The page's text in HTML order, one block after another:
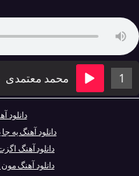
1 محمد معتمدی
دانلود
دانلود آهنگ یه
دانلود آهنگ اگزت ۲ از دی جی محسن
دانلود آهنگ مون